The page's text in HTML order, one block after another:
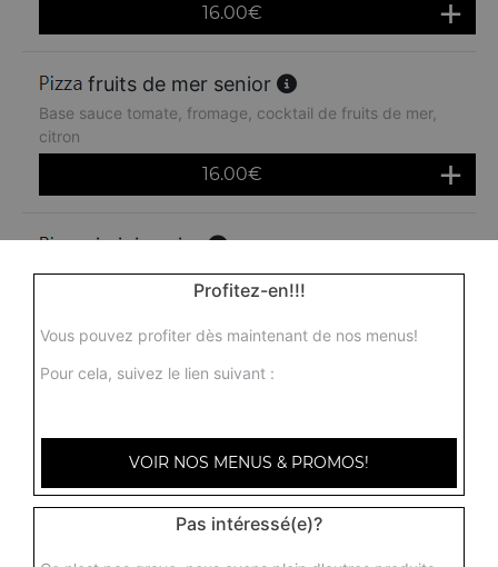
16.00€
fruits de mer senior
Base sauce tomate, fromage, cocktail de fruits de mer,
citron
16.00€
rimini senior
Base sauce tomate, fromage, poulet, pommes de terre,
16.00€
Base sauce tomate, fromage, jambon, oeuf, oignons
16.00€
Profitez-en!!!
Vous pouvez profiter dès maintenant de nos menus!
Pour cela, suivez le lien suivant :
VOIR NOS MENUS & PROMOS!
Pas intéressé(e)?